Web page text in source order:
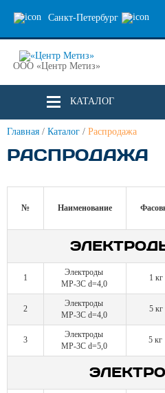
Санкт-Петербург
ООО «Центр Метиз»
КАТАЛОГ
Главная / Каталог / Распродажа
РАСПРОДАЖА
№ Наименование
1
Электроды
МР-3С d=4,0
1 кг
2
Электроды
МР-3С d=4,0
5 кг
3
Электроды
МР-3С d=5,0
5 кг